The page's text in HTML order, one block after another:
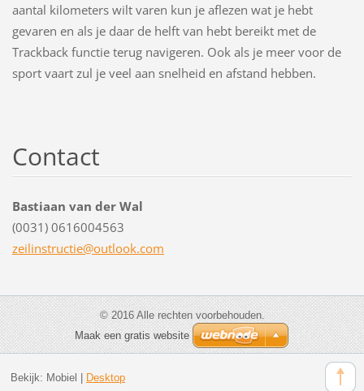
aantal kilometers wilt varen kun je aflezen wat je hebt
gevaren en als je daar de helft van hebt bereikt met de
Trackback functie terug navigeren. Ook als je meer voor de
sport vaart zul je veel aan snelheid en afstand hebben.
Contact
Bastiaan van der Wal
(0031) 0616004563
zeilinstructie@outlook.com
© 2016 Alle rechten voorbehouden.
Maak een gratis website
Bekijk: Mobiel Desktop